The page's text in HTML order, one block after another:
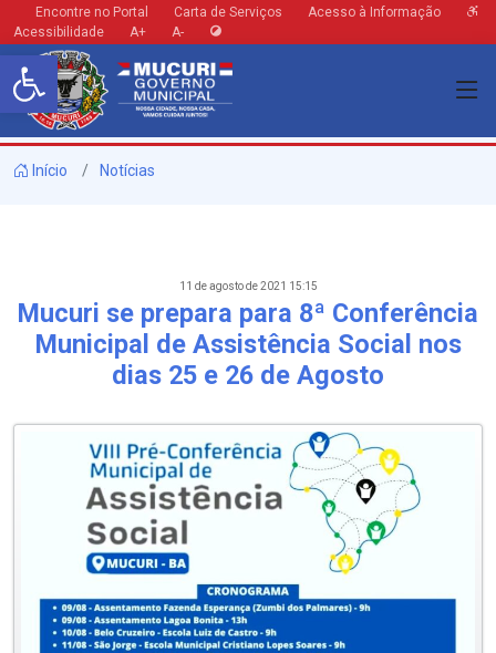
Barra de Ferramentas Aberta
Encontre no Portal Carta de Serviços
Acesso à Informação
Acessibilidade
A+ A-
Início Notícias
11 de agosto de 2021 15:15
Mucuri se prepara para 8ª Conferência
Municipal de Assistência Social nos
dias 25 e 26 de Agosto